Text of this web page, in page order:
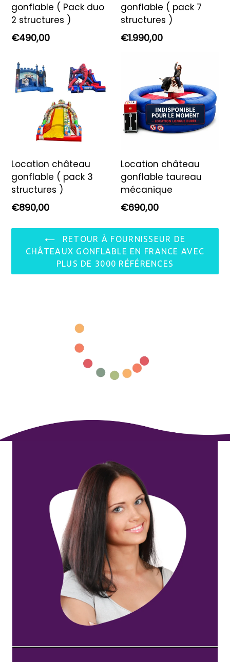
gonflable ( Pack duo
2 structures )
Prix
€490,00
gonflable ( pack 7
structures )
Prix
€1.990,00
Location château
gonflable ( pack 3
structures )
Prix
€890,00
Location château
gonflable taureau
mécanique
Prix
€690,00
RETOUR À FOURNISSEUR DE
CHÂTEAUX GONFLABLE EN FRANCE AVEC
PLUS DE 3000 RÉFÉRENCES